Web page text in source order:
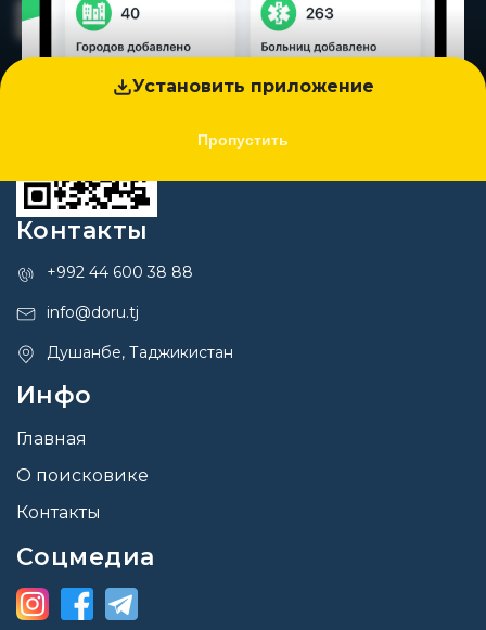
Установить приложение
Пропустить
Контакты
+992 44 600 38 88
info@doru.tj
Душанбе, Таджикистан
Инфо
Главная
О поисковике
Контакты
Соцмедиа